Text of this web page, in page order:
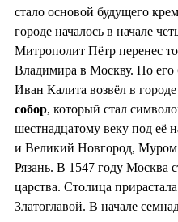
стало основой будущего
городе началось в начале
Митрополит Пётр перенес
Владимира в Москву. По его
Иван Калита возвёл в
собор, который стал
шестнадцатому веку под её
и Великий Новгород,
Рязань. В 1547 году Москва
царства. Столица
Златоглавой. В начале